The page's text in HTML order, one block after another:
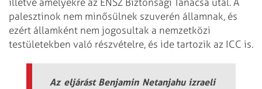
illetve amelyekre az ENSZ Biztonsági Tanácsa utal. A
palesztinok nem minősülnek szuverén államnak, és
ezért államként nem jogosultak a nemzetközi
testületekben való részvételre, és ide tartozik az ICC is.
Az eljárást Benjamin Netanjahu izraeli